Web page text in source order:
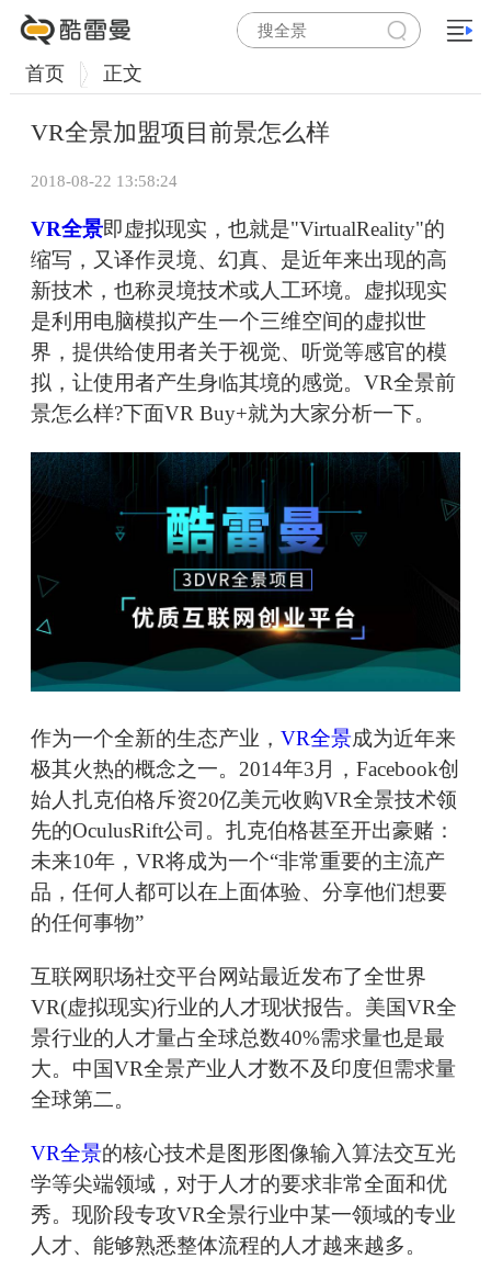
首页 正文
VR全景加盟项目前景怎么样
2018-08-22 13:58:24
VR全景即虚拟现实，也就是"VirtualReality"的
缩写，又译作灵境、幻真、是近年来出现的高
新技术，也称灵境技术或人工环境。虚拟现实
是利用电脑模拟产生一个三维空间的虚拟世
界，提供给使用者关于视觉、听觉等感官的模
拟，让使用者产生身临其境的感觉。VR全景前
景怎么样?下面VR Buy+就为大家分析一下。
作为一个全新的生态产业， VR全景成为近年来
极其火热的概念之一。2014年3月，Facebook创
始人扎克伯格斥资20亿美元收购VR全景技术领
先的OculusRift公司。扎克伯格甚至开出豪赌：
未来10年，VR将成为一个“非常重要的主流产
品，任何人都可以在上面体验、分享他们想要
的任何事物”
互联网职场社交平台网站最近发布了全世界
VR(虚拟现实)行业的人才现状报告。美国VR全
景行业的人才量占全球总数40%需求量也是最
大。中国VR全景产业人才数不及印度但需求量
全球第二。
VR全景的核心技术是图形图像输入算法交互光
学等尖端领域，对于人才的要求非常全面和优
秀。现阶段专攻VR全景行业中某一领域的专业
人才、能够熟悉整体流程的人才越来越多。